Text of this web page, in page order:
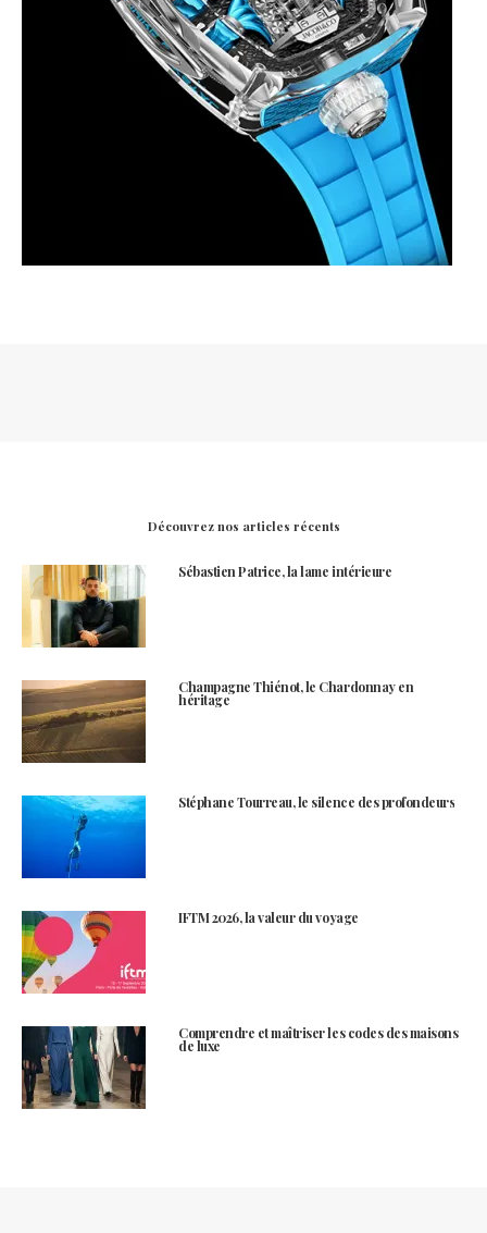
Découvrez nos articles récents
Sébastien Patrice, la lame intérieure
Champagne Thiénot, le Chardonnay en
héritage
Stéphane Tourreau, le silence des profondeurs
IFTM 2026, la valeur du voyage
Comprendre et maîtriser les codes des maisons
de luxe